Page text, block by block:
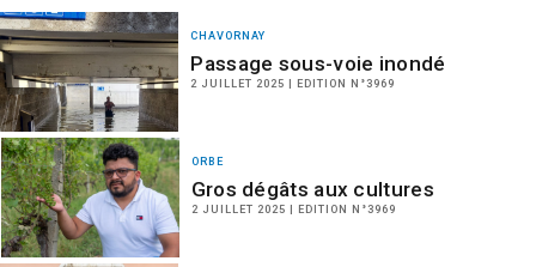
CHAVORNAY
Passage sous-voie inondé
2 JUILLET 2025 | EDITION N°3969
ORBE
Gros dégâts aux cultures
2 JUILLET 2025 | EDITION N°3969